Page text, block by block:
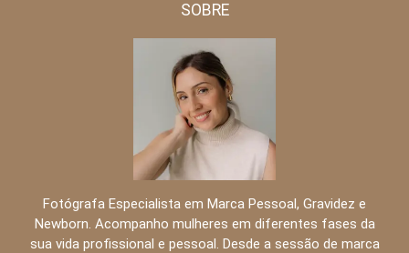
SOBRE
Fotógrafa Especialista em Marca Pessoal, Gravidez e
Newborn. Acompanho mulheres em diferentes fases da
sua vida profissional e pessoal. Desde a sessão de marca